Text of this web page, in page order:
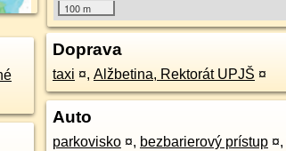
100 m
Doprava
taxi ¤, Alžbetina, Rektorát UPJŠ ¤
Auto
parkovisko ¤, bezbarierový prístup ¤,